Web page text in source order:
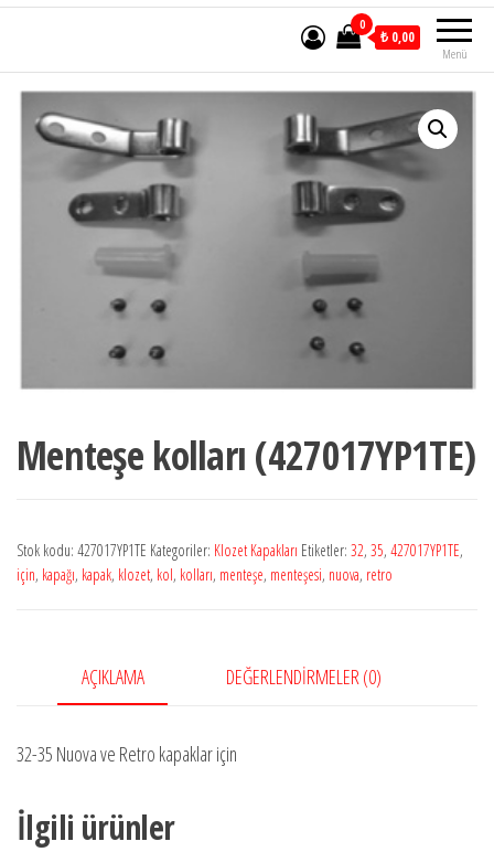
Menü
0
₺ 0,00
Menteşe kolları (427017YP1TE)
Stok kodu: 427017YP1TE Kategoriler: Klozet Kapakları Etiketler: 32, 35, 427017YP1TE,
için, kapağı, kapak, klozet, kol, kolları, menteşe, menteşesi, nuova, retro
AÇIKLAMA DEĞERLENDIRMELER (0)
32-35 Nuova ve Retro kapaklar için
İlgili ürünler